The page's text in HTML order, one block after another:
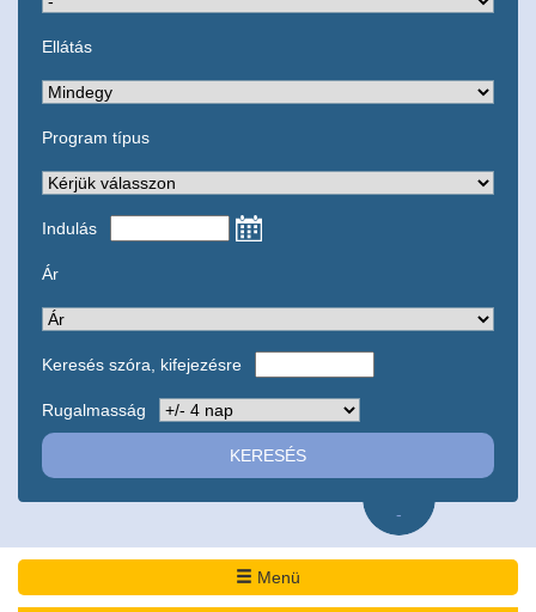
Ellátás
Program típus
Indulás
Ár
Keresés szóra, kifejezésre
Rugalmasság
-
Menü